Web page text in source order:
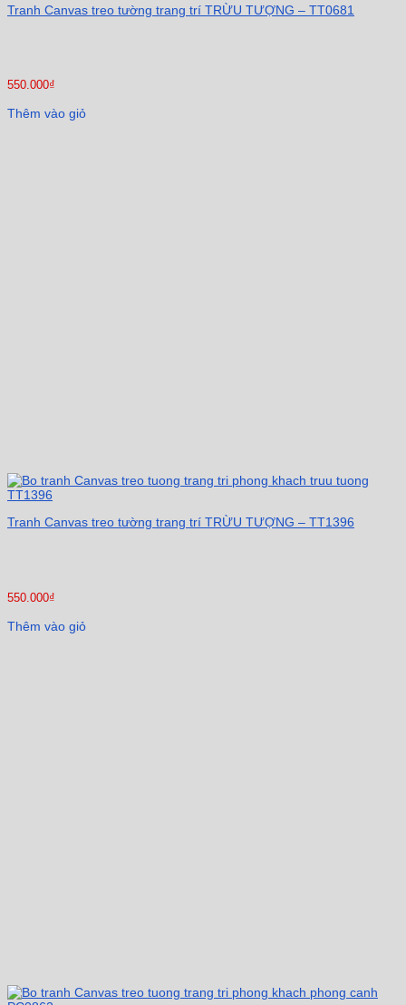
Tranh Canvas treo tường trang trí TRỪU TƯỢNG – TT0681
550.000₫
Thêm vào giỏ
Tranh Canvas treo tường trang trí TRỪU TƯỢNG – TT1396
550.000₫
Thêm vào giỏ